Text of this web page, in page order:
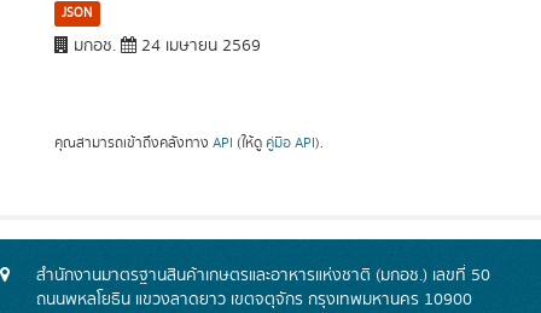
JSON
มกอช. 24 เมษายน 2569
คุณสามารถเข้าถึงคลังทาง API (ให้ดู คู่มือ API).
สำนักงานมาตรฐานสินค้าเกษตรและอาหารแห่งชาติ (มกอช.) เลขที่ 50
ถนนพหลโยธิน แขวงลาดยาว เขตจตุจักร กรุงเทพมหานคร 10900